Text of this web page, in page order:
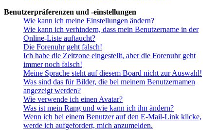
Benutzerpräferenzen und -einstellungen
Wie kann ich meine Einstellungen ändern?
Wie kann ich verhindern, dass mein Benutzername in der
Online-Liste auftaucht?
Die Forenuhr geht falsch!
Ich habe die Zeitzone eingestellt, aber die Forenuhr geht
immer noch falsch!
Meine Sprache steht auf diesem Board nicht zur Auswahl!
Was sind das für Bilder, die bei meinem Benutzernamen
angezeigt werden?
Wie verwende ich einen Avatar?
Was ist mein Rang und wie kann ich ihn ändern?
Wenn ich bei einem Benutzer auf den E-Mail-Link klicke,
werde ich aufgefordert, mich anzumelden.